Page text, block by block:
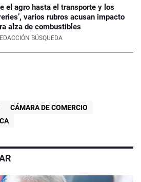
el agro hasta el transporte y los
varios rubros acusan impacto
alza de combustibles
BÚSQUEDA
CÁMARA DE COMERCIO